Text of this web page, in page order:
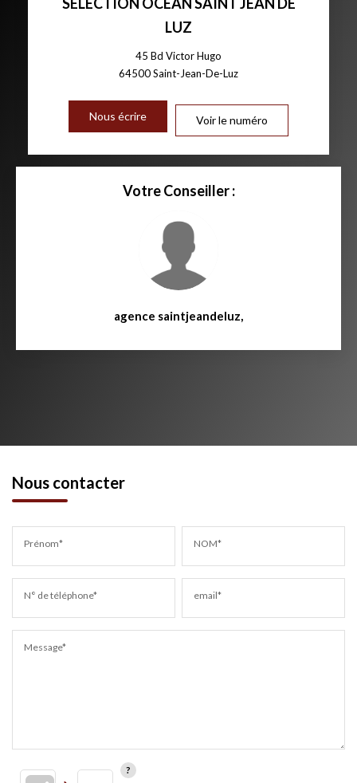
LUZ
45 Bd Victor Hugo
64500Saint-Jean-De-Luz
Nous écrire Voir le numéro
Votre Conseiller :
agence saintjeandeluz,
Nous contacter
Prénom* NOM*
N° de téléphone* email*
Message*